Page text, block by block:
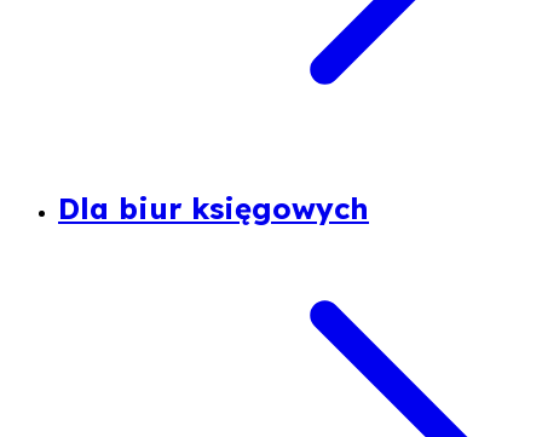
Dla biur księgowych